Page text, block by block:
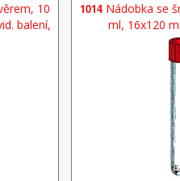
10
balení,
1014 Nádobka se
ml, 16x120